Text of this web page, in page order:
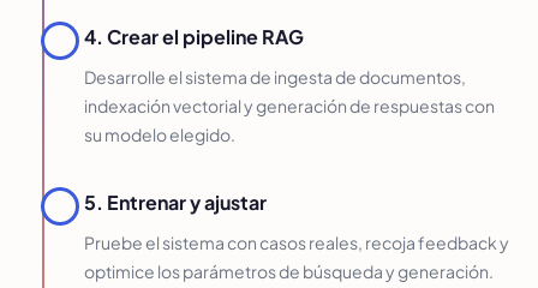
4. Crear el pipeline RAG
Desarrolle el sistema de ingesta de documentos,
indexación vectorial y generación de respuestas con
su modelo elegido.
5. Entrenar y ajustar
Pruebe el sistema con casos reales, recoja feedback y
optimice los parámetros de búsqueda y generación.